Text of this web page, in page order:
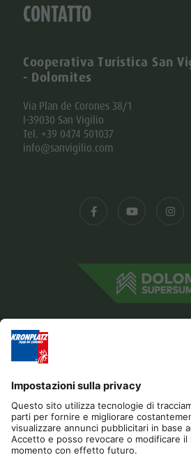
CONTATTO
Cooperativa Turistica San
- Dolomites
Via Plan de Corones 38/1
I-39030 San Vigilio
Tel. +39 0474 501037
info@sanvigilio.com
Editoria Gestione Privacy